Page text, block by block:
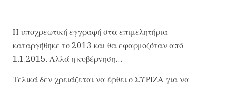
Η υποχρεωτική εγγραφή στα επιμελητήρια
καταργήθηκε το 2013 και θα εφαρμοζόταν από
1.1.2015. Αλλά η κυβέρνηση…
Τελικά δεν χρειάζεται να έρθει ο ΣΥΡΙΖΑ για να